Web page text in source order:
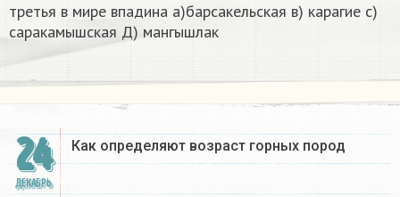
третья в мире впадина а)барсакельская в) карагие с)
саракамышская Д) мангышлак​
24
ДЕКАБРЬ
Как определяют возраст горных пород